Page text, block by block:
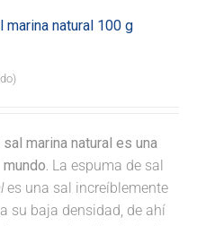
marina natural 100 g
marina natural es una
La espuma de sal
es una sal increíblemente
su baja densidad, de ahí